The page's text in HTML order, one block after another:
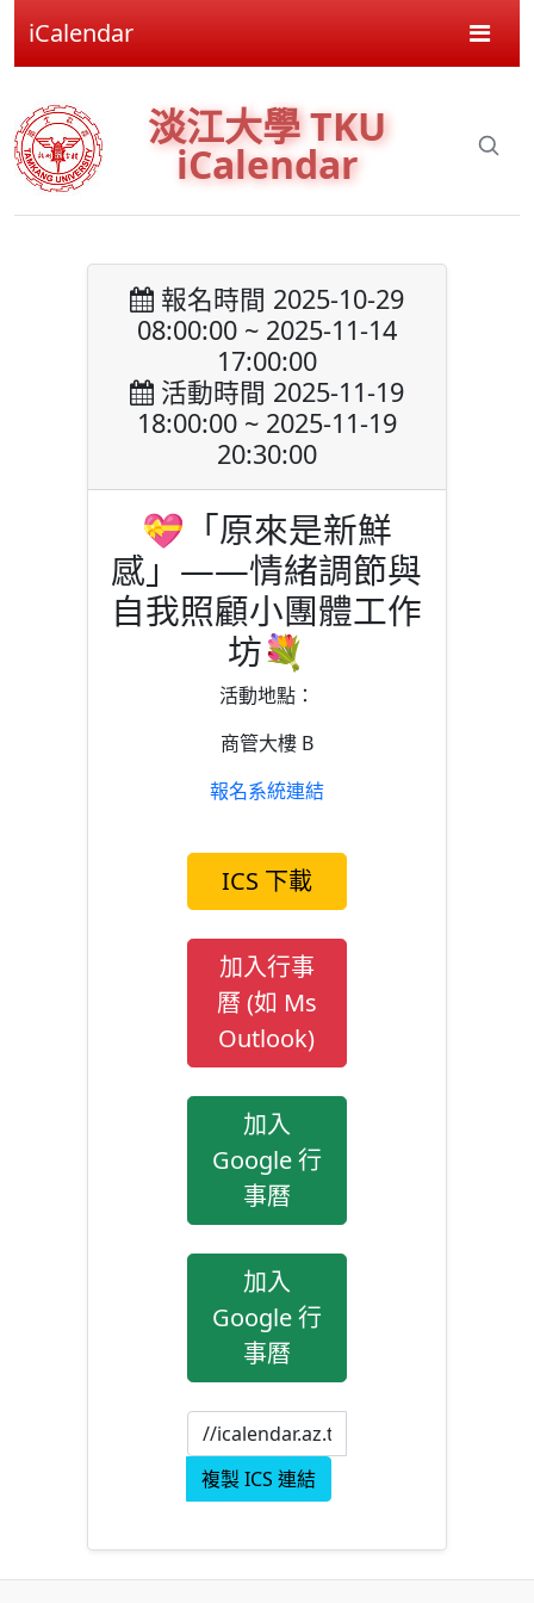
iCalendar
淡江大學 TKU
iCalendar
報名時間 2025-10-29
08:00:00 ~ 2025-11-14
17:00:00
活動時間 2025-11-19
18:00:00 ~ 2025-11-19
20:30:00
💝「原來是新鮮
感」——情緒調節與
自我照顧小團體工作
坊💐
活動地點：
商管大樓 B
報名系統連結
ICS 下載
加入行事
曆 (如 Ms
Outlook)
加入
Google 行
事曆
加入
Google 行
事曆
複製 ICS 連結